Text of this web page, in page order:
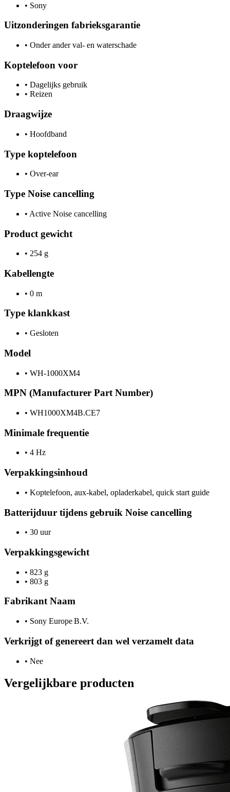
• Sony
Uitzonderingen fabrieksgarantie
• Onder ander val- en waterschade
Koptelefoon voor
• Dagelijks gebruik
• Reizen
Draagwijze
• Hoofdband
Type koptelefoon
• Over-ear
Type Noise cancelling
• Active Noise cancelling
Product gewicht
• 254 g
Kabellengte
• 0 m
Type klankkast
• Gesloten
Model
• WH-1000XM4
MPN (Manufacturer Part Number)
• WH1000XM4B.CE7
Minimale frequentie
• 4 Hz
Verpakkingsinhoud
• Koptelefoon, aux-kabel, opladerkabel, quick start guide
Batterijduur tijdens gebruik Noise cancelling
• 30 uur
Verpakkingsgewicht
• 823 g
• 803 g
Fabrikant Naam
• Sony Europe B.V.
Verkrijgt of genereert dan wel verzamelt data
• Nee
Vergelijkbare producten